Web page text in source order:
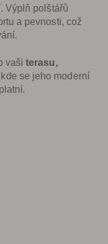
Výplň polštářů
a pevnosti, což
vašiterasu,
kde se jeho moderní